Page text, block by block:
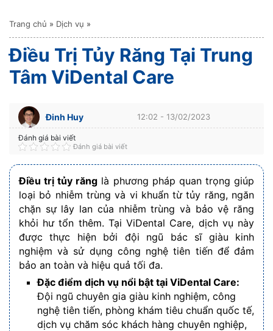
Trang chủ » Dịch vụ »
Điều Trị Tủy Răng Tại Trung
Tâm ViDental Care
Đinh Huy 12:02 - 13/02/2023
Đánh giá bài viết
Đánh giá bài viết
Điều trị tủy răng là phương pháp quan trọng giúp
loại bỏ nhiễm trùng và vi khuẩn từ tủy răng, ngăn
chặn sự lây lan của nhiễm trùng và bảo vệ răng
khỏi hư tổn thêm. Tại ViDental Care, dịch vụ này
được thực hiện bởi đội ngũ bác sĩ giàu kinh
nghiệm và sử dụng công nghệ tiên tiến để đảm
bảo an toàn và hiệu quả tối đa.
Đặc điểm dịch vụ nổi bật tại ViDental Care:
Đội ngũ chuyên gia giàu kinh nghiệm, công
nghệ tiên tiến, phòng khám tiêu chuẩn quốc tế,
dịch vụ chăm sóc khách hàng chuyên nghiệp,